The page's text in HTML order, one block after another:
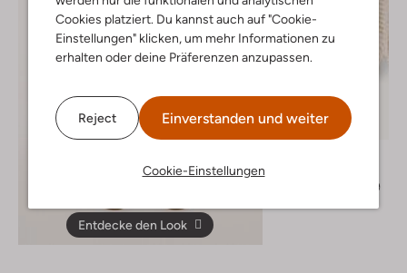
Cookies platziert. Du kannst auch auf "Cookie-
Einstellungen" klicken, um mehr Informationen zu
erhalten oder deine Präferenzen anzupassen.
Reject Einverstanden und weiter
Cookie-Einstellungen
Entdecke den Look
-40%
€ 22,99